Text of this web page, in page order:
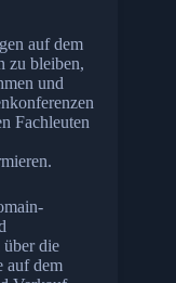
auf dem
zu bleiben,
und
Fachleuten
über die
auf dem